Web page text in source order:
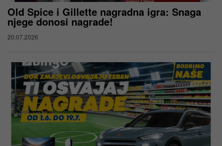
Old Spice i Gillette nagradna igra: Snaga
njege donosi nagrade!
20.07.2026